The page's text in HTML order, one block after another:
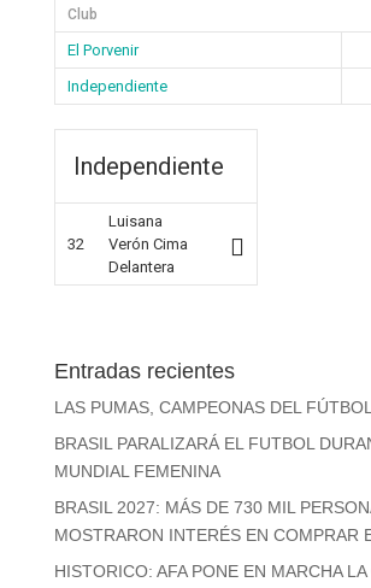
Club
El Porvenir
Independiente
Independiente
32
Luisana
Verón Cima
Delantera
Entradas recientes
LAS PUMAS, CAMPEONAS DEL
BRASIL PARALIZARÁ EL FUTBOL
MUNDIAL FEMENINA
BRASIL 2027: MÁS DE 730 MIL
MOSTRARON INTERÉS EN COMPRAR
HISTORICO: AFA PONE EN MARCHA